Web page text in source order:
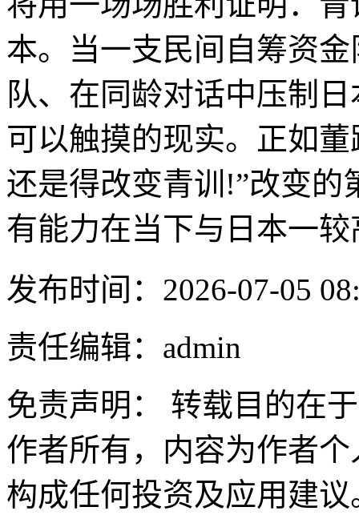
本。当一支民间自筹资
队、在同龄对话中压制
可以触摸的现实。正如
还是得改变青训!”改变
有能力在当下与日本一较
发布时间：2026-07-05
责任编辑：admin
免责声明： 转载目的在
作者所有，内容为作者
构成任何投资及应用建